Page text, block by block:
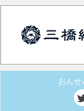
おんせ